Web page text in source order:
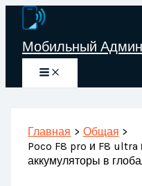
Перейти
содержимому
Мобильный Админ
Главная
Общая
Poco F8 pro и F8
аккумуляторы в